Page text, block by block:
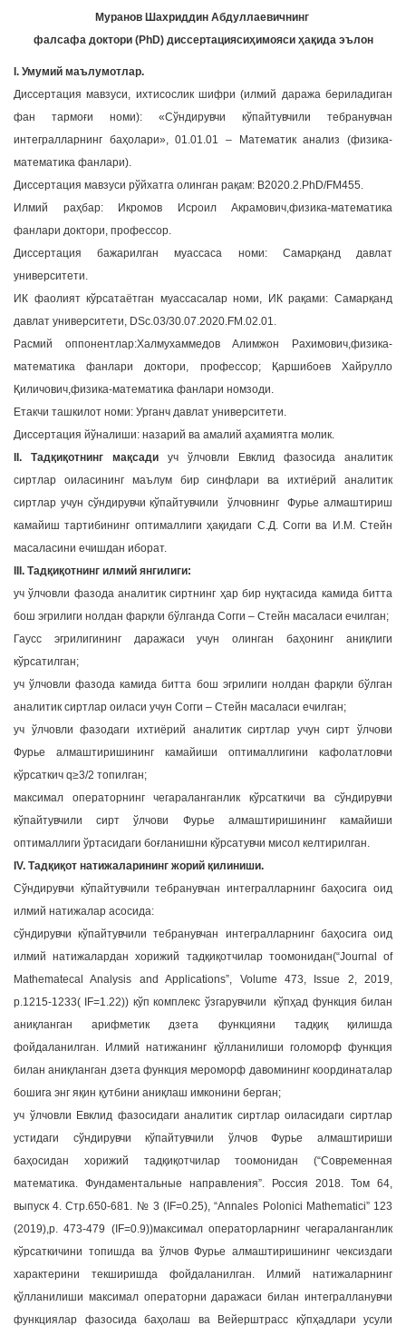
a
i
g
a
t
i
o
n
Муранов Шахриддин Абдуллаевичнинг
фалсафа доктори (PhD) диссертациясиҳимояси ҳақида эълон
I. Умумий маълумотлар.
Диссертация мавзуси, ихтисослик шифри (илмий даража бериладиган
фан тармоғи номи): «Сўндирувчи кўпайтувчили тебранувчан
интегралларнинг баҳолари», 01.01.01 – Математик анализ (физика-
математика фанлари).
Диссертация мавзуси рўйхатга олинган рақам: В2020.2.PhD/FM455.
Илмий раҳбар: Икромов Исроил Акрамович,физика-математика
фанлари доктори, профессор.
Диссертация бажарилган муассаса номи: Самарқанд давлат
университети.
ИК фаолият кўрсатаётган муассасалар номи, ИК рақами: Самарқанд
давлат университети, DSc.03/30.07.2020.FM.02.01.
Расмий оппонентлар:Халмухаммедов Алимжон Рахимович,физика-
математика фанлари доктори, профессор; Қаршибоев Хайрулло
Қиличович,физика-математика фанлари номзоди.
Етакчи ташкилот номи: Урганч давлат университети.
Диссертация йўналиши: назарий ва амалий аҳамиятга молик.
II. Тадқиқотнинг мақсади уч ўлчовли Евклид фазосида аналитик
сиртлар оиласининг маълум бир синфлари ва ихтиёрий аналитик
сиртлар учун сўндирувчи кўпайтувчили ўлчовнинг Фурье алмаштириш
камайиш тартибининг оптималлиги ҳақидаги С.Д. Согги ва И.М. Стейн
масаласини ечишдан иборат.
III. Тадқиқотнинг илмий янгилиги:
уч ўлчовли фазода аналитик сиртнинг ҳар бир нуқтасида камида битта
бош эгрилиги нолдан фарқли бўлганда Согги – Стейн масаласи ечилган;
Гаусс эгрилигининг даражаси учун олинган баҳонинг аниқлиги
кўрсатилган;
уч ўлчовли фазода камида битта бош эгрилиги нолдан фарқли бўлган
аналитик сиртлар оиласи учун Согги – Стейн масаласи ечилган;
уч ўлчовли фазодаги ихтиёрий аналитик сиртлар учун сирт ўлчови
Фурье алмаштиришининг камайиши оптималлигини кафолатловчи
кўрсаткич q≥3/2 топилган;
максимал операторнинг чегараланганлик кўрсаткичи ва сўндирувчи
кўпайтувчили сирт ўлчови Фурье алмаштиришининг камайиши
оптималлиги ўртасидаги боғланишни кўрсатувчи мисол келтирилган.
IV. Тадқиқот натижаларининг жорий қилиниши.
Сўндирувчи кўпайтувчили тебранувчан интегралларнинг баҳосига оид
илмий натижалар асосида:
сўндирувчи кўпайтувчили тебранувчан интегралларнинг баҳосига оид
илмий натижалардан хорижий тадқиқотчилар тоомонидан(“Journal of
Mathematecal Analysis and Applications”, Volume 473, Issue 2, 2019,
p.1215-1233( IF=1.22)) кўп комплекс ўзгарувчили кўпҳад функция билан
аниқланган арифметик дзета функцияни тадқиқ қилишда
фойдаланилган. Илмий натижанинг қўлланилиши голоморф функция
билан аниқланган дзета функция мероморф давомининг координаталар
бошига энг яқин қутбини аниқлаш имконини берган;
уч ўлчовли Евклид фазосидаги аналитик сиртлар оиласидаги сиртлар
устидаги сўндирувчи кўпайтувчили ўлчов Фурье алмаштириши
баҳосидан хорижий тадқиқотчилар тоомонидан (“Современная
математика. Фундаментальные направления”. Россия 2018. Том 64,
выпуск 4. Стр.650-681. № 3 (IF=0.25), “Annales Polonici Mathematici” 123
(2019),p. 473-479 (IF=0.9))максимал операторларнинг чегараланганлик
кўрсаткичини топишда ва ўлчов Фурье алмаштиришининг чексиздаги
характерини текширишда фойдаланилган. Илмий натижаларнинг
қўлланилиши максимал операторни даражаси билан интегралланувчи
функциялар фазосида баҳолаш ва Вейерштрасс кўпҳадлари усули